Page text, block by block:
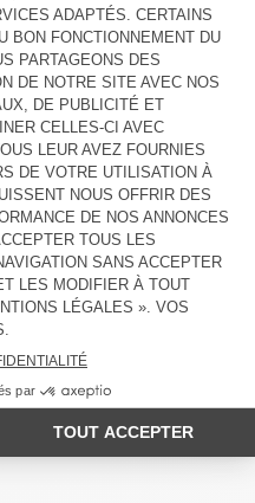
12 août et le vendredi 14
PANIER